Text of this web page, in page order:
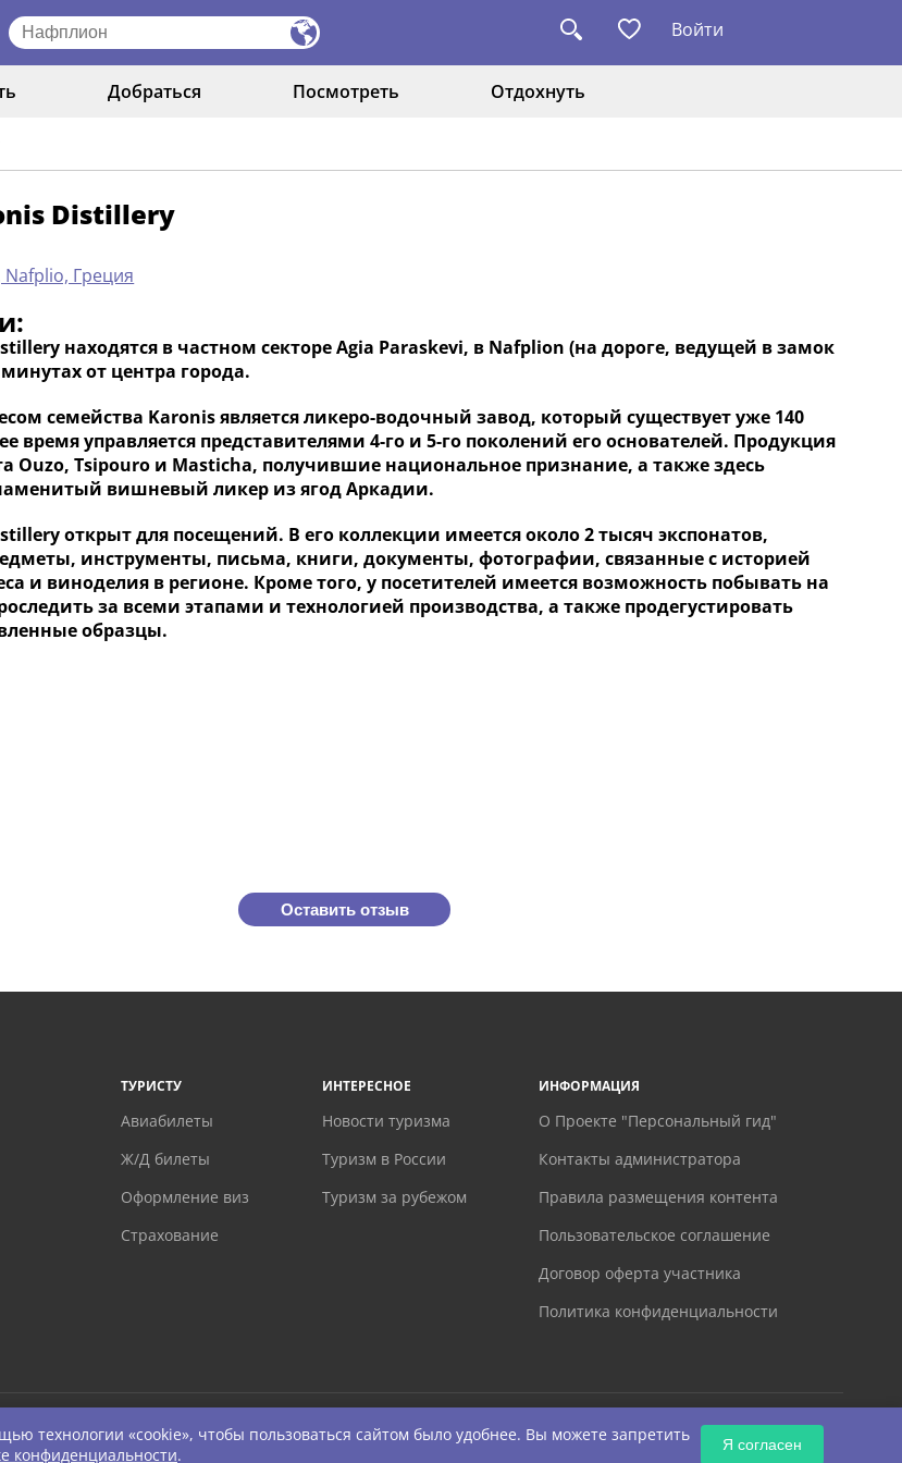
Войти
Добраться Посмотреть Отдохнуть
Distillery
Nafplio, Греция
находятся в частном секторе Agia Paraskevi, в Nafplion (на дороге, ведущей в замок
от центра города.
семейства Karonis является ликеро-водочный завод, который существует уже 140
время управляется представителями 4-го и 5-го поколений его основателей. Продукция
Ouzo, Tsipouro и Masticha, получившие национальное признание, а также здесь
вишневый ликер из ягод Аркадии.
открыт для посещений. В его коллекции имеется около 2 тысяч экспонатов,
инструменты, письма, книги, документы, фотографии, связанные с историей
и виноделия в регионе. Кроме того, у посетителей имеется возможность побывать на
за всеми этапами и технологией производства, а также продегустировать
образцы.
Оставить отзыв
ТУРИСТУ
Авиабилеты
Ж/Д билеты
Оформление виз
Страхование
ИНТЕРЕСНОЕ
Новости туризма
Туризм в России
Туризм за рубежом
ИНФОРМАЦИЯ
О Проекте "Персональный гид"
Контакты администратора
Правила размещения контента
Пользовательское соглашение
Договор оферта участника
Политика конфиденциальности
технологии «cookie», чтобы пользоваться сайтом было удобнее. Вы можете запретить
конфиденциальности.
Я согласен